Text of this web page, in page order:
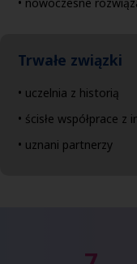
Trwałe związki
• uczelnia z historią
• ścisłe współprace
• uznani partnerzy